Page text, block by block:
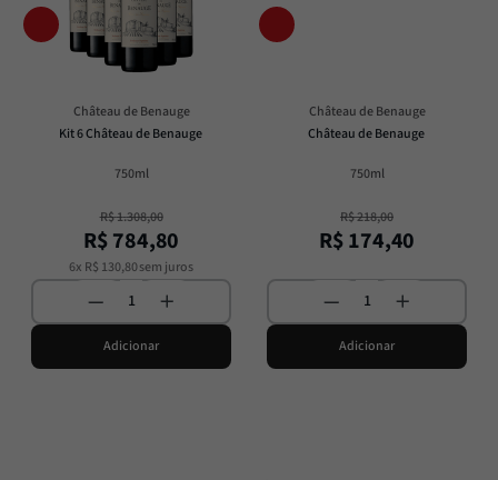
Château de Benauge
Kit 6 Château de Benauge
750ml
R$1.308,00
R$784,80
6x R$ 130,80sem juros
Adicionar
Château de Benauge
Château de Benauge
750ml
R$218,00
R$174,40
Adicionar
9º Molho
Trufa